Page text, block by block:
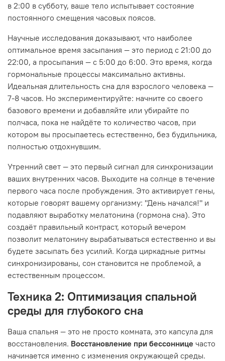
в 2:00 в субботу, ваше тело испытывает состояние
постоянного смещения часовых поясов.
Научные исследования доказывают, что наиболее
оптимальное время засыпания — это период с 21:00 до
22:00, а просыпания — с 5:00 до 6:00. Это время, когда
гормональные процессы максимально активны.
Идеальная длительность сна для взрослого человека —
7-8 часов. Но экспериментируйте: начните со своего
базового времени и добавляйте или убирайте по
полчаса, пока не найдёте то количество часов, при
котором вы просыпаетесь естественно, без будильника,
полностью отдохнувшим.
Утренний свет — это первый сигнал для синхронизации
ваших внутренних часов. Выходите на солнце в течение
первого часа после пробуждения. Это активирует гены,
которые говорят вашему организму: "День начался!" и
подавляют выработку мелатонина (гормона сна). Это
создаёт правильный контраст, который вечером
позволит мелатонину вырабатываться естественно и вы
будете засыпать без усилий. Когда циркадные ритмы
синхронизированы, сон становится не проблемой, а
естественным процессом.
Техника 2: Оптимизация спальной
среды для глубокого сна
Ваша спальня — это не просто комната, это капсула для
восстановления. Восстановление при бессоннице часто
начинается именно с изменения окружающей среды.